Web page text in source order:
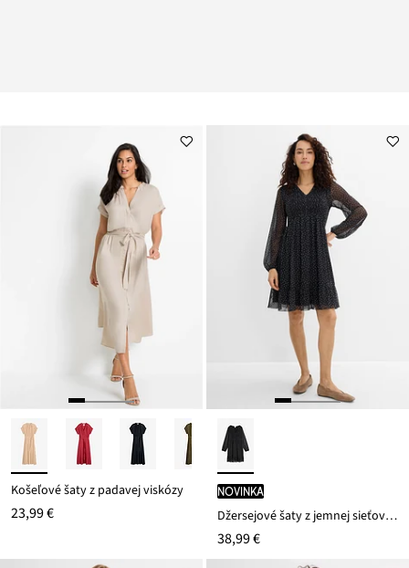
Košeľové šaty z padavej viskózy
23,99 €
novinka
Džersejové šaty z jemnej sieťoviny
38,99 €